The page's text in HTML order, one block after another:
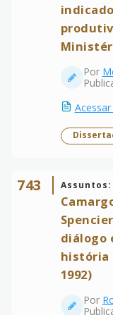
Por
743 Assuntos:
diálogo
história
1992)
Por